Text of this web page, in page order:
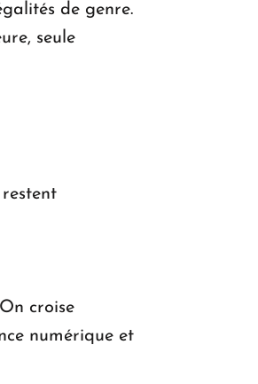
de genre.
seule
croise
numérique et